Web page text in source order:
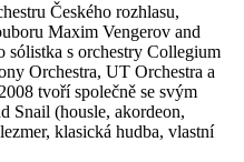
Českého rozhlasu,
Maxim Vengerov and
sólistka s orchestry Collegium
Orchestra, UT Orchestra a
tvoří společně se svým
Snail (housle, akordeon,
klasická hudba, vlastní